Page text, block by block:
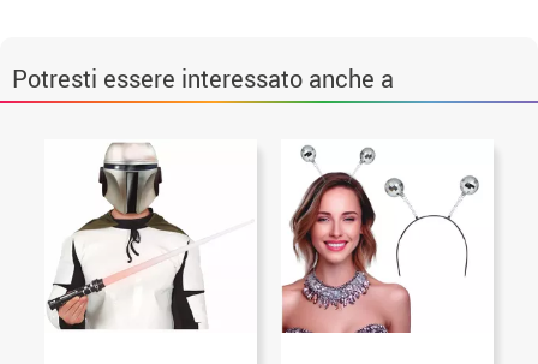
Potresti essere interessato anche a